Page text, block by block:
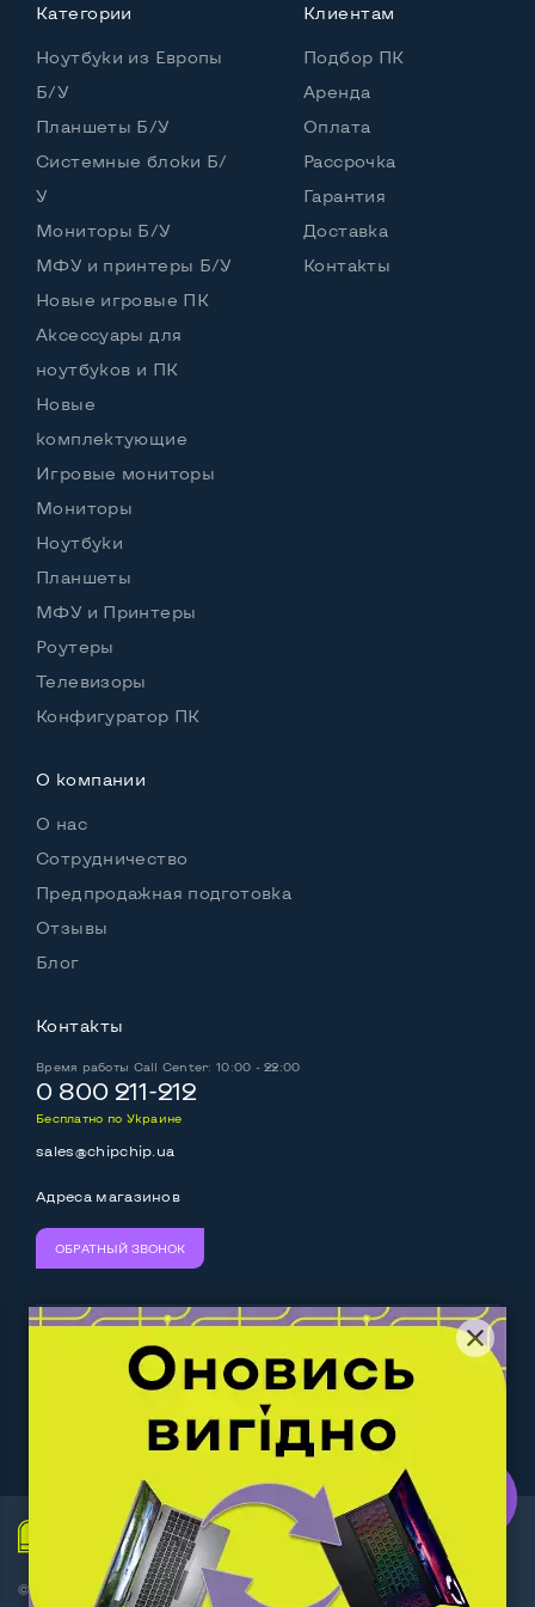
Выход Display port
Выход HDMIНет
Картридер для карт SD/SDHC/SDXCНет
Разъем для микрофона и наушников
Да, спереди и сзади
Выход Gigabit Ethernet LAN
Да
Выход USB 3_0
Выход Com Port
Остальные возможности:
Страна производитель
Внешний блок питания
Встроенные динамики
Да
Категории
Ноутбуки из Европы
Б/У
Планшеты Б/У
Системные блоки Б/
У
Мониторы Б/У
МФУ и принтеры Б/У
Новые игровые ПК
Аксессуары для
ноутбуков и ПК
Новые
комплектующие
Игровые мониторы
Мониторы
Ноутбуки
Планшеты
МФУ и Принтеры
Роутеры
Телевизоры
Конфигуратор ПК
Клиентам
Подбор ПК
Аренда
Оплата
Рассрочка
Гарантия
Доставка
Контакты
О компании
О нас
Сотрудничество
Предпродажная подготовка
Отзывы
Блог
Контакты
Время работы Call Center: 10:00 - 22:00
0 800 211-212
Бесплатно по Украине
sales@chipchip.ua
Адреса магазинов
ОБРАТНЫЙ ЗВОНОК
Следите за нами:
Work.ua — самий кльовий
наш партнер
© Интернет-магазин ChipChip - компьютерная техника и